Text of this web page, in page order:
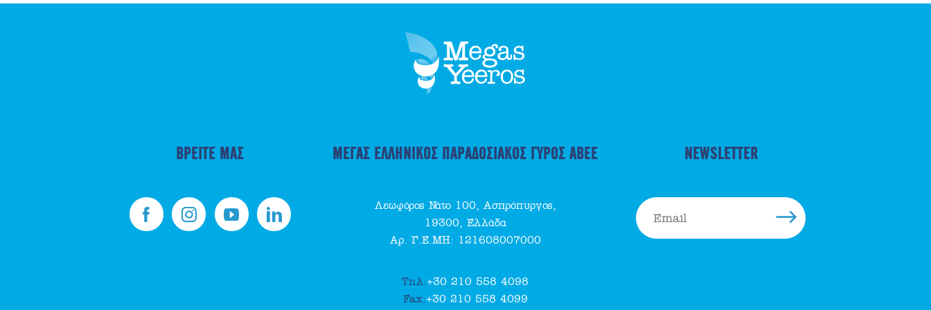
ΒΡΕΙΤΕ ΜΑΣ ΜΕΓΑΣ ΕΛΛΗΝΙΚΟΣ ΠΑΡΑΔΟΣΙΑΚΟΣ ΓΥΡΟΣ ΑΒΕΕ
Λεωφόρος Νάτο 100, Ασπρόπυργος,
19300, Ελλάδα
Αρ. Γ.Ε.ΜΗ: 121608007000
Τηλ:+30 210 558 4098
Fax:+30 210 558 4099
NEWSLETTER